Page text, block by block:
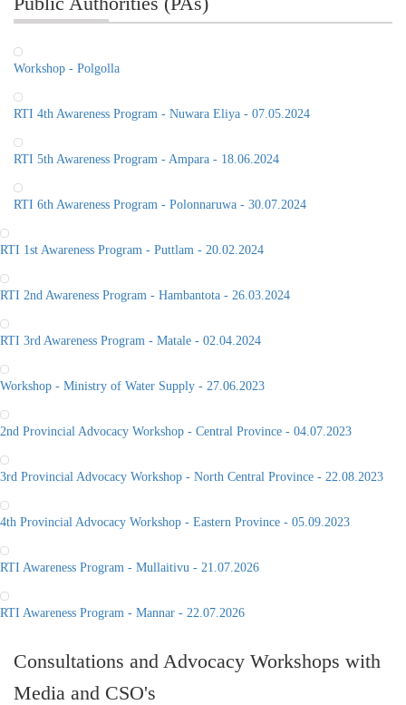
Workshop - Polgolla
RTI 4th Awareness Program - Nuwara Eliya - 07.05.2024
RTI 5th Awareness Program - Ampara - 18.06.2024
RTI 6th Awareness Program - Polonnaruwa - 30.07.2024
RTI 1st Awareness Program - Puttlam - 20.02.2024
RTI 2nd Awareness Program - Hambantota - 26.03.2024
RTI 3rd Awareness Program - Matale - 02.04.2024
Workshop - Ministry of Water Supply - 27.06.2023
2nd Provincial Advocacy Workshop - Central Province - 04.07.2023
3rd Provincial Advocacy Workshop - North Central Province - 22.08.2023
4th Provincial Advocacy Workshop - Eastern Province - 05.09.2023
RTI Awareness Program - Mullaitivu - 21.07.2026
RTI Awareness Program - Mannar - 22.07.2026
Consultations and Advocacy Workshops with
Media and CSO's